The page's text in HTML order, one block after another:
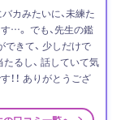
カみたいに、未練た
…。 でも、先生の鑑
できて、 少しだけで
るし、 話していて気
！！ ありがとうござ